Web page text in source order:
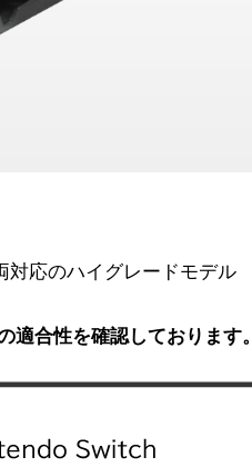
対応のハイグレードモデル
適合性を確認しております。